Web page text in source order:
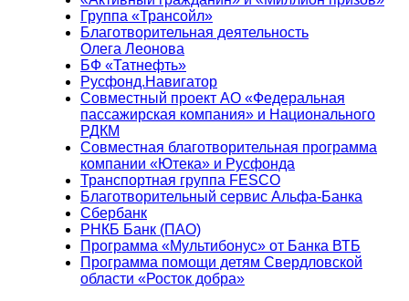
Группа «Трансойл»
Благотворительная деятельность
Олега Леонова
БФ «Татнефть»
Русфонд.Навигатор
Совместный проект АО «Федеральная
пассажирская компания» и Национального
РДКМ
Совместная благотворительная программа
компании «Ютека» и Русфонда
Транспортная группа FESCO
Благотворительный сервис Альфа-Банка
Сбербанк
РНКБ Банк (ПАО)
Программа «Мультибонус» от Банка ВТБ
Программа помощи детям Свердловской
области «Росток добра»